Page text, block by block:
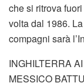
che si ritrova
volta dal 1986.
compagni sarà
INGHILTERRA
MESSICO